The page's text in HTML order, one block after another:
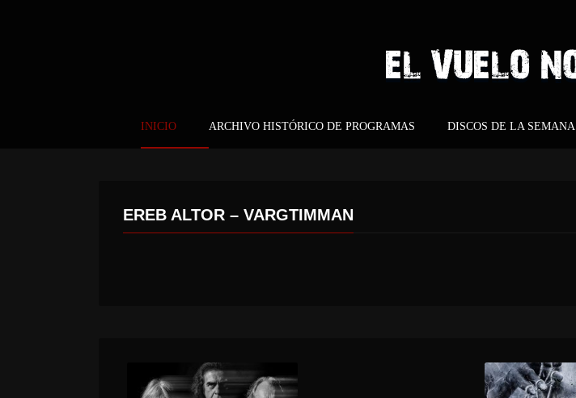
INICIO ARCHIVO HISTÓRICO DE PROGRAMAS DISCOS DE LA SEMANA
EREB ALTOR – VARGTIMMAN